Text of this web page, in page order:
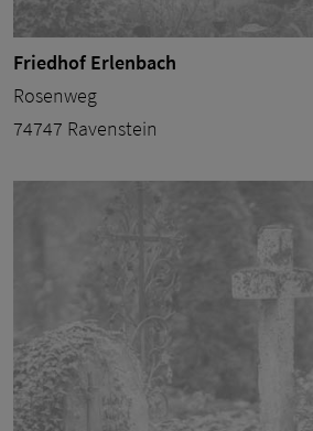
Friedhof Erlenbach
Rosenweg
74747 Ravenstein